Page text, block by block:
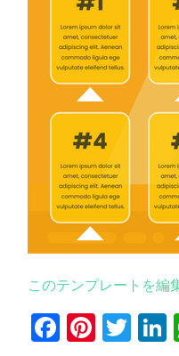
このテンプレートを編